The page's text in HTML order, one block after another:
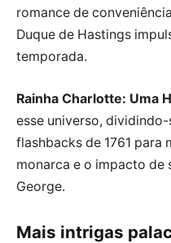
romance de
Duque de Hastings
temporada.
Rainha Charlotte: Uma
esse universo, dividindo-
flashbacks de 1761 para
monarca e o impacto de
George.
Mais intrigas